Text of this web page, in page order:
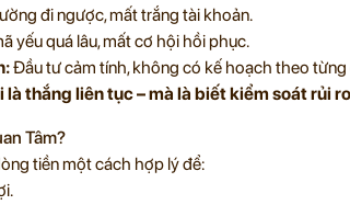
đi ngược, mất trắng tài khoản.
yếu quá lâu, mất cơ hội hồi phục.
Đầu tư cảm tính, không có kế hoạch theo
thắng liên tục – mà là biết kiểm soát rủi
Tâm?
tiền một cách hợp lý để: